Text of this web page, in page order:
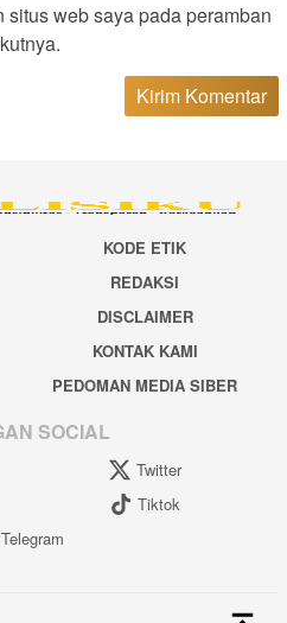
web saya pada peramban
KODE ETIK
REDAKSI
DISCLAIMER
KONTAK KAMI
PEDOMAN MEDIA SIBER
SOCIAL
Twitter
Tiktok
Telegram